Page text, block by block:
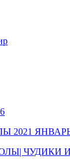
ЯНВАРЬ l
ЧУДИКИ